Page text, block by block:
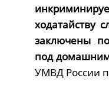
ходатайству
заключены
под
УМВД России